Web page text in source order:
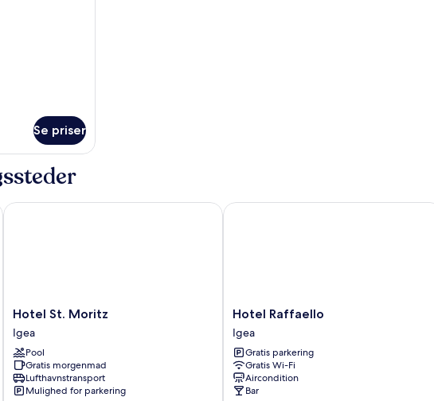
Se priser
Hotel
St.
Moritz
Igea
Hotel St. Moritz
Igea
Pool
Gratis morgenmad
Lufthavnstransport
Mulighed for parkering
Hotel St. Moritz
Hotel
Raffaello
Igea
Hotel Raffaello
Igea
Gratis parkering
Gratis Wi-Fi
Aircondition
Bar
Hotel Raffaello